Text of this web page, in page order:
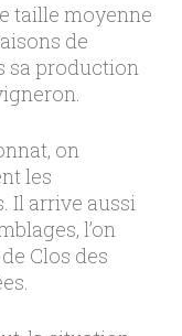
taille moyenne
de
sa production
on
les
Il arrive aussi
l’on
Clos des